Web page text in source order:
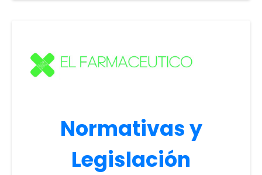
Normativas y
Legislación